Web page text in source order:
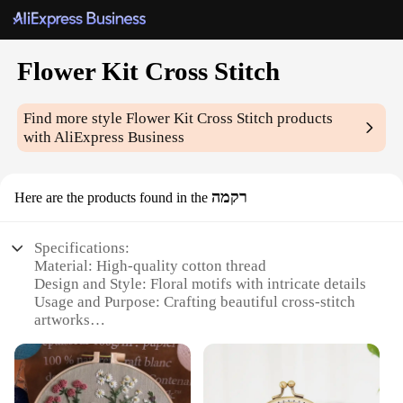
Flower Kit Cross Stitch
Find more styleFlower Kit Cross Stitch products
with AliExpress Business
Here are the products found in the רקמה
Specifications:
Material: High-quality cotton thread
Design and Style: Floral motifs with intricate details
Usage and Purpose: Crafting beautiful cross-stitch
artworks
Performance and Property: Durable and easy-to-
follow instructions
Parts and Accessories: Includes all necessary